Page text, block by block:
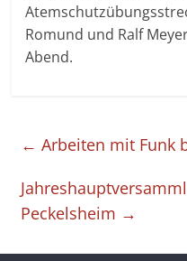
Romund und Ralf
Abend.
← Arbeiten mit Funk
Peckelsheim →